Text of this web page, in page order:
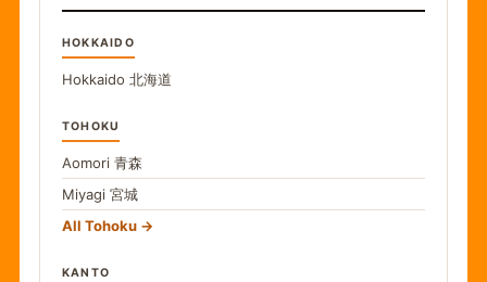
HOKKAIDO
Hokkaido 北海道
TOHOKU
Aomori 青森
Miyagi 宮城
All Tohoku
KANTO